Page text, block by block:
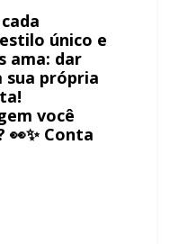
único e
ama: dar
sua própria
você
👀✨ Conta